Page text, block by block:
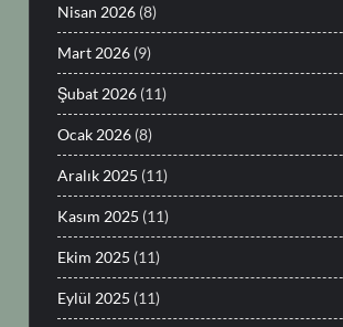
Nisan 2026 (8)
Mart 2026 (9)
Şubat 2026 (11)
Ocak 2026 (8)
Aralık 2025 (11)
Kasım 2025 (11)
Ekim 2025 (11)
Eylül 2025 (11)